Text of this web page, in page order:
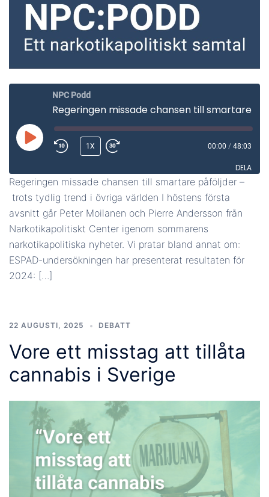
NPC Podd
SPELA
AVSNITT
1X 00:00 / 48:03
DELA
DELA
LÄNK
BÄDDA IN
Regeringen missade chansen till smartare påföljder –
trots tydlig trend i övriga världen I höstens första
avsnitt går Peter Moilanen och Pierre Andersson från
Narkotikapolitiskt Center igenom sommarens
narkotikapolitiska nyheter. Vi pratar bland annat om:
ESPAD-undersökningen har presenterat resultaten för
2024: […]
22 AUGUSTI, 2025 DEBATT
Vore ett misstag att tillåta
cannabis i Sverige